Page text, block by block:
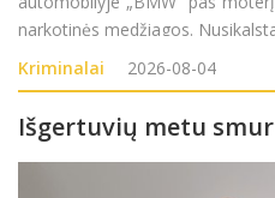
narkotinės medžiagos.
moteris sulaikyta. Pradėtas
str. (Neteisėtas disponavim
Kriminalai 2026-08-04
Išgertuvių metu